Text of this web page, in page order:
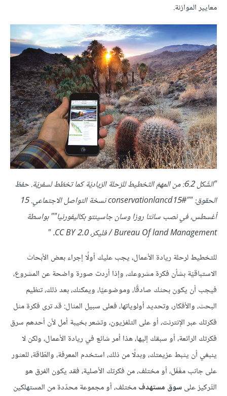
معايير الموازنة.
"الشّكل 6.2: من المهمّ التّخطيط للرّحلة الرّياديّة كما تخطّط لسفريّة. حفظ
الحقوق: ""#conservationlancd15 نسخة التواصل الاجتماعي. 15
أغسطس، في نصب سانتا روزا وسان جاسينتو بكاليفورنيا"" بواسطة
Bureau Of land Management / فليكر، CC BY 2.0. "
للتخطيط لرحلة ريادة الأعمال، يجب عليك أولًا إجراء بعض الأبحاث
الاستباقيّة بشأن فكرة مشروعك، وإذا أردت صورة واضحة عن المشروع،
فيجب أن يكون بحثك صادقًا، وموضوعيًا، ويمكنك، بعد ذلك، تنظيم
البحث، والأفكار، وتحديد أولوياتها، فعلى سبيل المثال: قد ترى فكرة مثل
فكرتك عبر الإنترنت، أو على التلفزيون، وتشعر بخيبة أمل لأن أحدهم سرق
فكرتك الرائعة، أو سبقك إليها، هذا أمر شائع في ريادة الأعمال، ولكن لا
ينبغي أن يثبط عزيمتك، وبدلًا من ذلك، استخدم المعرفة، والطّاقة، للعثور
على جانب مغْفَل، أو مختلف، من فكرتك الأصلية، فقد يكون الفرق هو
التّركيز علىسوق مستهدفمختلف، أو مجموعة محدّدة من المستهلكين